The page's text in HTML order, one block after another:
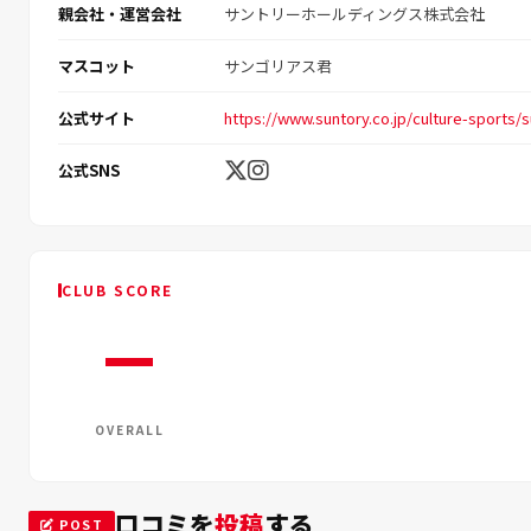
親会社・運営会社 サントリーホールディングス株式会社
マスコット サンゴリアス君
公式サイト https://www.suntory.co.jp/culture-sports/
公式SNS
CLUB SCORE
—
OVERALL
POST 口コミを投稿する